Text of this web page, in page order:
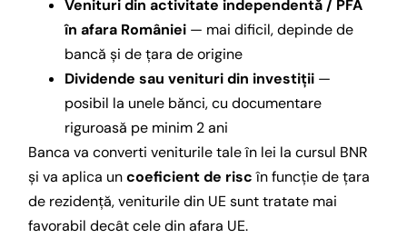
Venituri din activitate independentă / PFA
în afara României — mai dificil, depinde de
bancă și de țara de origine
Dividende sau venituri din investiții —
posibil la unele bănci, cu documentare
riguroasă pe minim 2 ani
Banca va converti veniturile tale în lei la cursul BNR
și va aplica uncoeficient de riscîn funcție de țara
de rezidență, veniturile din UE sunt tratate mai
favorabil decât cele din afara UE.